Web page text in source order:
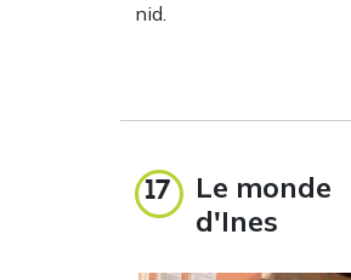
nid.
17
Le monde
d'Ines